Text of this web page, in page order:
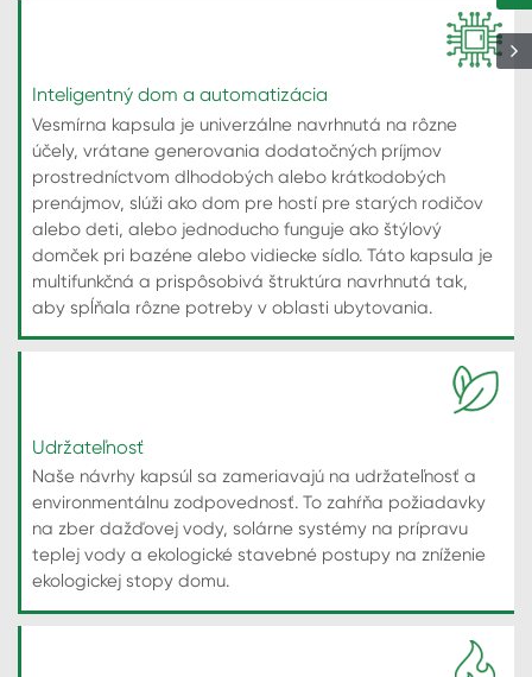
Inteligentný dom a automatizácia
Vesmírna kapsula je univerzálne navrhnutá na rôzne
účely, vrátane generovania dodatočných príjmov
prostredníctvom dlhodobých alebo krátkodobých
prenájmov, slúži ako dom pre hostí pre starých rodičov
alebo deti, alebo jednoducho funguje ako štýlový
domček pri bazéne alebo vidiecke sídlo. Táto kapsula je
multifunkčná a prispôsobivá štruktúra navrhnutá tak,
aby spĺňala rôzne potreby v oblasti ubytovania.
Udržateľnosť
Naše návrhy kapsúl sa zameriavajú na udržateľnosť a
environmentálnu zodpovednosť. To zahŕňa požiadavky
na zber dažďovej vody, solárne systémy na prípravu
teplej vody a ekologické stavebné postupy na zníženie
ekologickej stopy domu.